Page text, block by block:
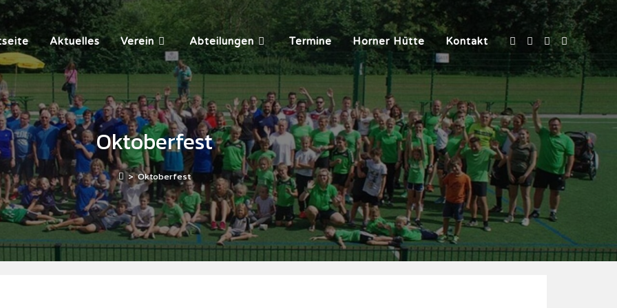
Aktuelles Verein Abteilungen Termine Horner Hütte Kontakt
Oktoberfest
> Oktoberfest